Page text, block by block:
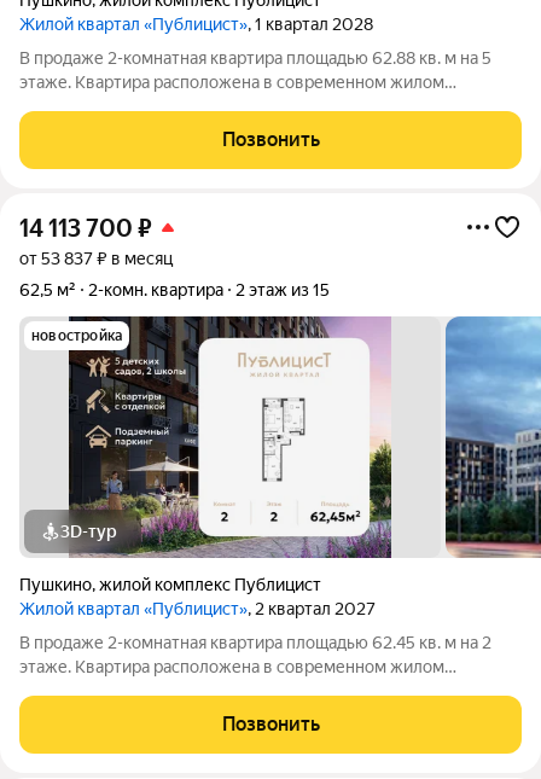
Жилой квартал «Публицист», 1 квартал 2028
В продаже 2-комнатная квартира площадью 62.88 кв. м на 5
этаже. Квартира расположена в современном жилом
комнатная квартира площадью 62.46 кв. м на 10 этаже.
Квартира расположена в современном
Позвонить
14 113 700 ₽
от 53 837 ₽ в месяц
62,5 м²
2-комн. квартира 2 этаж из 15
новостройка
3D-тур
Пушкино,жилой комплекс Публицист
Жилой квартал «Публицист», 2 квартал 2027
В продаже 2-комнатная квартира площадью 62.45 кв. м на 2
этаже. Квартира расположена в современном жилом
комнатная квартира площадью 62.46 кв. м на 10 этаже.
Квартира расположена в современном
Позвонить